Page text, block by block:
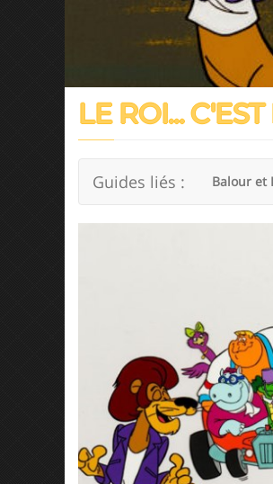
LE ROI...
Guides liés : Balour et